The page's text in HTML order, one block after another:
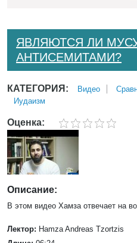
ЯВЛЯЮТСЯ ЛИ
АНТИСЕМИТАМИ?
КАТЕГОРИЯ: Bидео
Иудаизм
Оценка:
Описание:
В этом видео Хамза отвечает на
Лектор: Hamza Andreas Tzortzis